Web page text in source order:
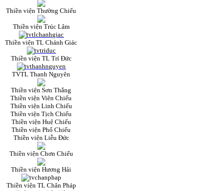
Thiền viện Thường Chiếu
Thiền viện Trúc Lâm
Thiền viện TL Chánh Giác
Thiền viện TL Trí Đức
TVTL Thanh Nguyên
Thiền viện Sơn Thắng
Thiền viện Viên Chiếu
Thiền viện Linh Chiếu
Thiền viện Tịch Chiếu
Thiền viện Huệ Chiếu
Thiền viện Phổ Chiếu
Thiền viện Liễu Đức
Thiền viện Chơn Chiếu
Thiền viện Hương Hải
Thiền viện TL Chân Pháp